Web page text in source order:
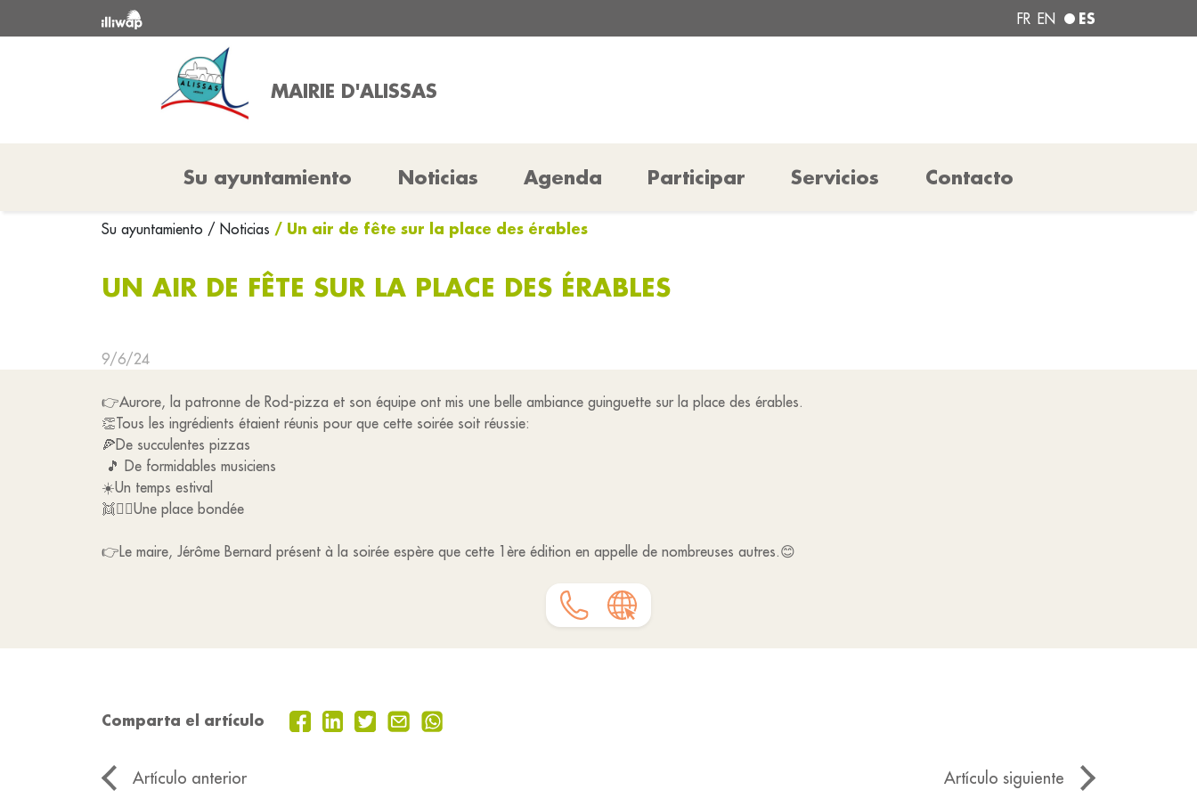
FR EN ES
MAIRIE D'ALISSAS
Su ayuntamiento Noticias Agenda Participar Servicios Contacto
Su ayuntamiento / Noticias / Un air de fête sur la place des érables
UN AIR DE FÊTE SUR LA PLACE DES ÉRABLES
9/6/24
👉Aurore, la patronne de Rod-pizza et son équipe ont mis une belle ambiance guinguette sur la place des érables.
👏Tous les ingrédients étaient réunis pour que cette soirée soit réussie:
🍕De succulentes pizzas
🎵 De formidables musiciens
☀️Un temps estival
👯👯‍♀️Une place bondée
👉Le maire, Jérôme Bernard présent à la soirée espère que cette 1ère édition en appelle de nombreuses autres.😊
Comparta el artículo
Artículo anterior
Artículo siguiente